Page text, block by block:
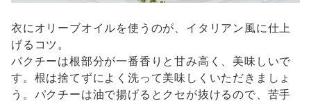
衣にオリーブオイルを使うのが、イタリアン風に仕上
げるコツ。
パクチーは根部分が一番香りと甘み高く、美味しいで
す。根は捨てずによく洗って美味しくいただきましょ
う。パクチーは油で揚げるとクセが抜けるので、苦手